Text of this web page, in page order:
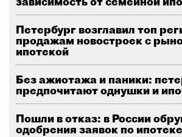
Петербург возглавил топ
продажам новостроек с
ипотекой
Без ажиотажа и паники:
предпочитают однушки и
Пошли в отказ: в России
одобрения заявок по ипотеке